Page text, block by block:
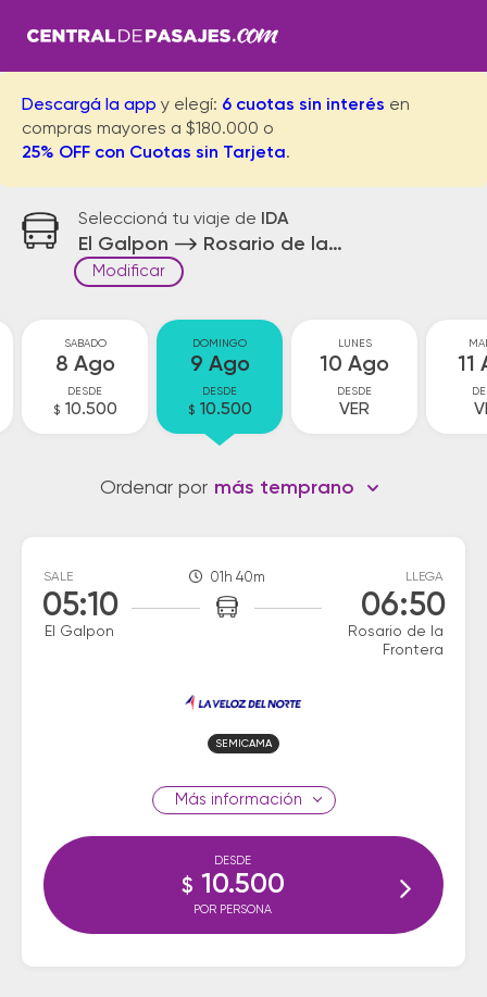
Descargá la app y elegí: 6 cuotas sin interés en
compras mayores a $180.000 o
25% OFF con Cuotas sin Tarjeta.
Seleccioná tu viaje de IDA
El Galpon Rosario de la Frontera
Modificar
SABADO
8 Ago
DESDE
$ 10.500
DOMINGO
9 Ago
DESDE
$ 10.500
LUNES
10 Ago
DESDE
VER
11
Ordenar por más temprano
SALE
05:10
El Galpon
01h 40m LLEGA
06:50
Rosario de la
Frontera
SEMICAMA
información
DESDE
$ 10.500
POR PERSONA